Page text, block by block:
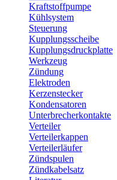
Kraftstoffpumpe
Kühlsystem
Steuerung
Kupplungsscheibe
Kupplungsdruckplatte
Werkzeug
Zündung
Elektroden
Kerzenstecker
Kondensatoren
Unterbrecherkontakte
Verteiler
Verteilerkappen
Verteilerläufer
Zündspulen
Zündkabelsatz